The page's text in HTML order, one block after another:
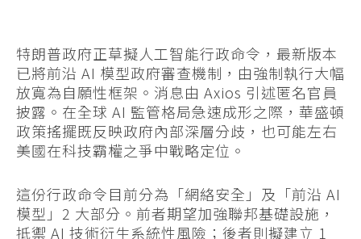
特朗普政府正草擬人工智能行政命令，最新版本
已將前沿 AI 模型政府審查機制，由強制執行大幅
放寬為自願性框架。消息由 Axios 引述匿名官員
披露。在全球 AI 監管格局急速成形之際，華盛頓
政策搖擺既反映政府內部深層分歧，也可能左右
美國在科技霸權之爭中戰略定位。
這份行政命令目前分為「網絡安全」及「前沿 AI
模型」2 大部分。前者期望加強聯邦基礎設施，
抵禦 AI 技術衍生系統性風險；後者則擬建立 1